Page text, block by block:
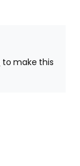
to make this